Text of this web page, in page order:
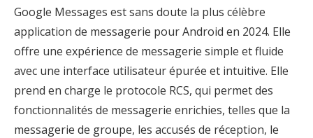
Google Messages est sans doute la plus célèbre
application de messagerie pour Android en 2024. Elle
offre une expérience de messagerie simple et fluide
avec une interface utilisateur épurée et intuitive. Elle
prend en charge le protocole RCS, qui permet des
fonctionnalités de messagerie enrichies, telles que la
messagerie de groupe, les accusés de réception, le